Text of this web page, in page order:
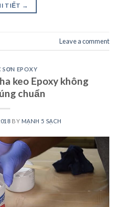
TIẾT →
Leave a comment
SƠN EPOXY
keo Epoxy không
chuẩn
BY MẠNH 5 SẠCH